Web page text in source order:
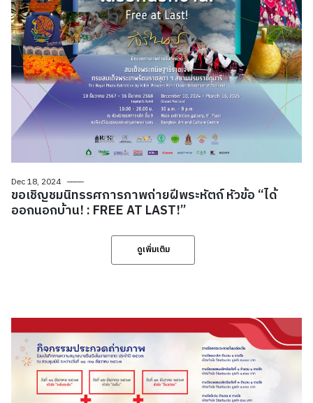
Dec 18, 2024
ขอเชิญชมนิทรรศการภาพถ่ายฝีพระหัตถ์ หัวข้อ “ได้
ออกนอกบ้าน! : FREE AT LAST!”
ดูเพิ่มเติม